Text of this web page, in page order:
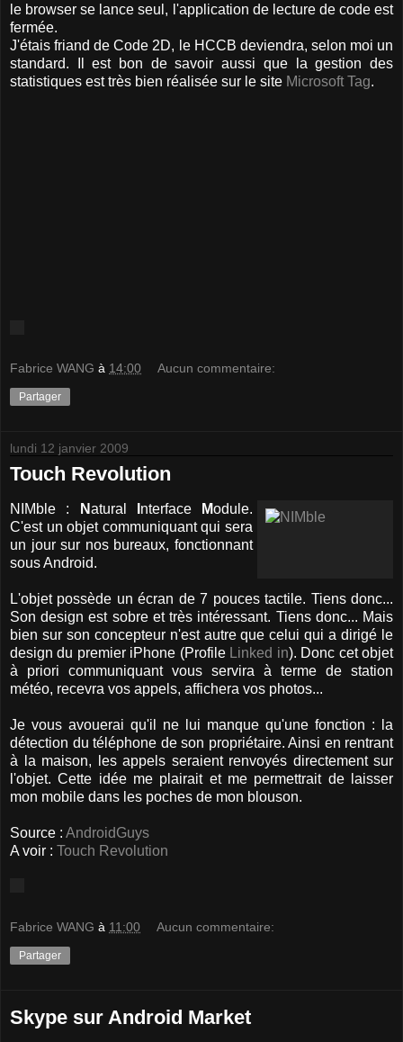
le browser se lance seul, l'application de lecture de code est
fermée.
J'étais friand de Code 2D, le HCCB deviendra, selon moi un
standard. Il est bon de savoir aussi que la gestion des
statistiques est très bien réalisée sur le site Microsoft Tag.
Fabrice WANG à 14:00 Aucun commentaire:
Partager
lundi 12 janvier 2009
Touch Revolution
NIMble : Natural nterface Module.
C'est un objet communiquant qui sera
un jour sur nos bureaux, fonctionnant
sous Android.
L'objet possède un écran de 7 pouces tactile. Tiens donc...
Son design est sobre et très intéressant. Tiens donc... Mais
bien sur son concepteur n'est autre que celui qui a dirigé le
design du premier iPhone (Profile Linked in). Donc cet objet
à priori communiquant vous servira à terme de station
météo, recevra vos appels, affichera vos photos...
Je vous avouerai qu'il ne lui manque qu'une fonction : la
détection du téléphone de son propriétaire. Ainsi en rentrant
à la maison, les appels seraient renvoyés directement sur
l'objet. Cette idée me plairait et me permettrait de laisser
mon mobile dans les poches de mon blouson.
Source : AndroidGuys
A voir : Touch Revolution
Fabrice WANG à 11:00 Aucun commentaire:
Partager
Skype sur Android Market